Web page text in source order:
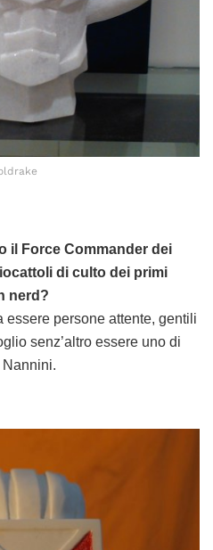
il Force Commander dei
di culto dei primi
nerd?
essere persone attente, gentili
senz’altro essere uno di
Nannini.